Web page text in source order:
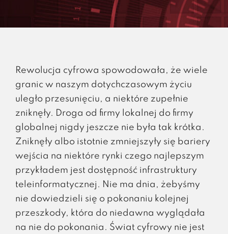
Rewolucja cyfrowa spowodowała, że wiele
granic w naszym dotychczasowym życiu
uległo przesunięciu, a niektóre zupełnie
zniknęły. Droga od firmy lokalnej do firmy
globalnej nigdy jeszcze nie była tak krótka.
Zniknęły albo istotnie zmniejszyły się bariery
wejścia na niektóre rynki czego najlepszym
przykładem jest dostępność infrastruktury
teleinformatycznej. Nie ma dnia, żebyśmy
nie dowiedzieli się o pokonaniu kolejnej
przeszkody, która do niedawna wyglądała
na nie do pokonania. Świat cyfrowy nie jest